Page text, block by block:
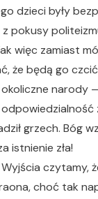
dzieci były
z pokusy
więc zamiast
że będą go
okoliczne narody
odpowiedzialność
grzech. Bóg
istnienie zła!
czytamy,
choć tak